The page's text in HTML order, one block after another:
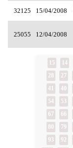
15/04/2008
32125
12/04/2008
25055
14
15
27
28
40
41
53
54
66
67
79
80
92
93